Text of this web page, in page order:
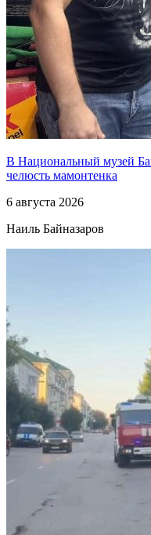
В Национальный музей
челюсть мамонтенка
6 августа 2026
Наиль Байназаров